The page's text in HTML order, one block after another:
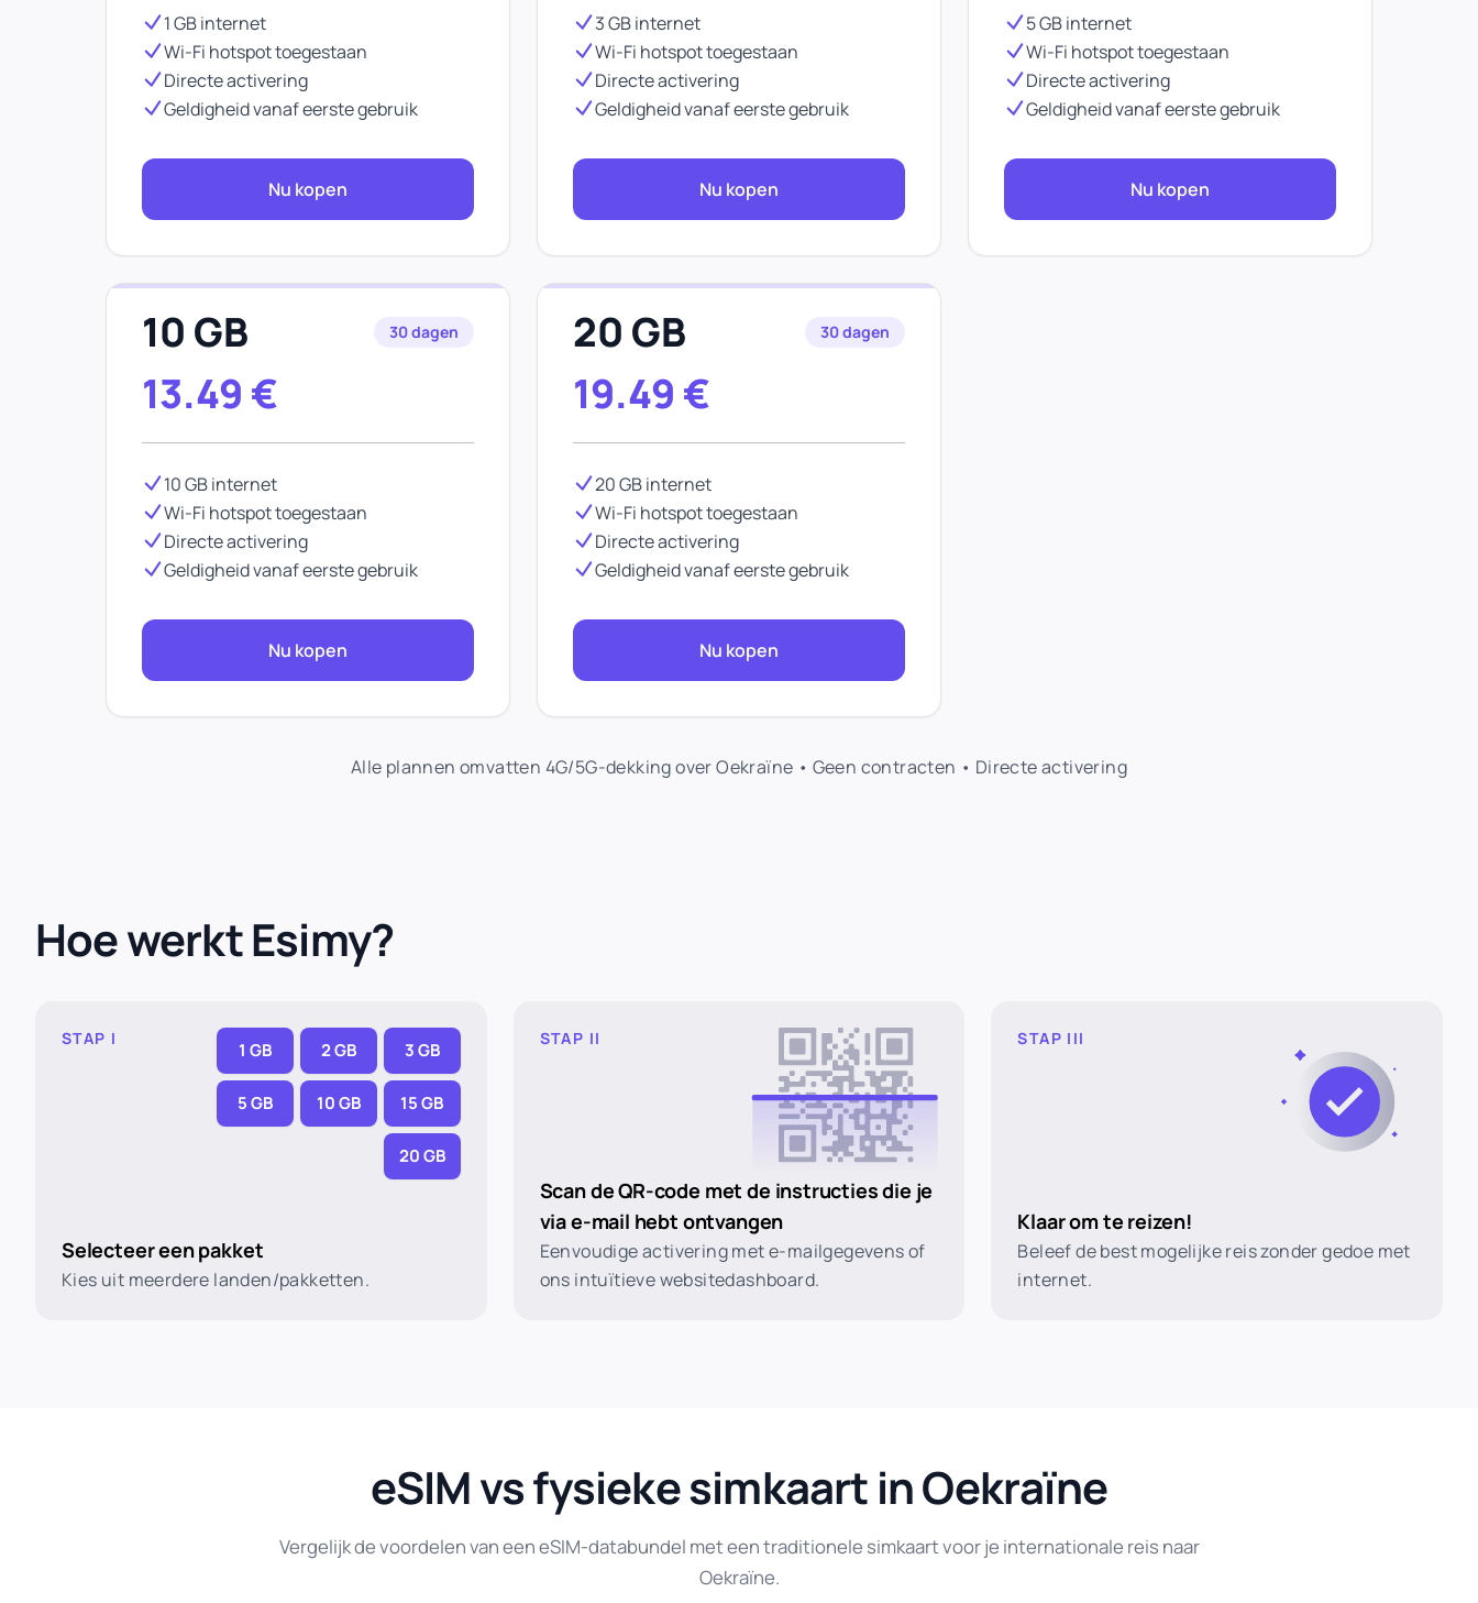
1 GB internet
Wi-Fi hotspot toegestaan
Directe activering
Geldigheid vanaf eerste gebruik
Nu kopen
3 GB internet
Wi-Fi hotspot toegestaan
Directe activering
Geldigheid vanaf eerste gebruik
Nu kopen
5 GB internet
Wi-Fi hotspot toegestaan
Directe activering
Geldigheid vanaf eerste gebruik
Nu kopen
10 GB 30 dagen
13.49 €
10 GB internet
Wi-Fi hotspot toegestaan
Directe activering
Geldigheid vanaf eerste gebruik
Nu kopen
20 GB 30 dagen
19.49 €
20 GB internet
Wi-Fi hotspot toegestaan
Directe activering
Geldigheid vanaf eerste gebruik
Nu kopen
Alle plannen omvatten 4G/5G-dekking over Oekraïne • Geen contracten • Directe activering
Hoe werkt Esimy?
STAP I
1 GB 2 GB 3 GB
5 GB 10 GB 15 GB
20 GB
Selecteer een pakket
Kies uit meerdere landen/pakketten.
STAP II
Scan de QR-code met de instructies die je
via e-mail hebt ontvangen
Eenvoudige activering met e-mailgegevens of
ons intuïtieve websitedashboard.
STAP III
Klaar om te reizen!
Beleef de best mogelijke reis zonder gedoe met
internet.
eSIM vs fysieke simkaart in Oekraïne
Vergelijk de voordelen van een eSIM-databundel met een traditionele simkaart voor je internationale reis naar
Oekraïne.